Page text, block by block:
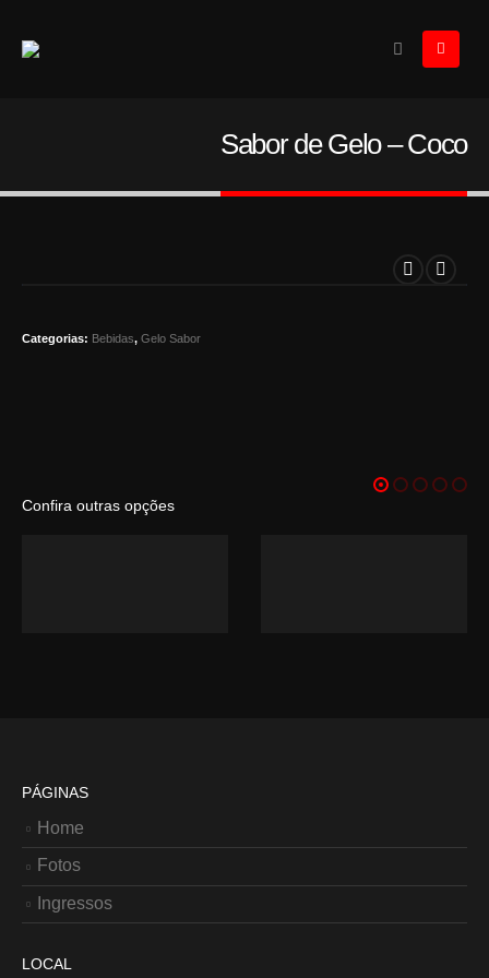
Sabor de Gelo – Coco
Categorias: Bebidas, Gelo Sabor
Confira outras opções
PÁGINAS
Home
Fotos
Ingressos
LOCAL